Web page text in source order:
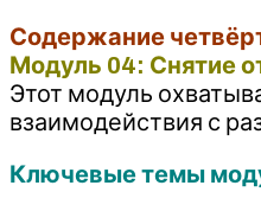
Содержание
Модуль 04: Снятие
Этот модуль
взаимодействия с
Ключевые темы